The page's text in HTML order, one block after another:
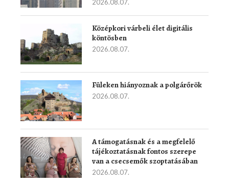
2026.08.07.
Középkori várbeli élet digitális
köntösben
2026.08.07.
Füleken hiányoznak a polgárőrök
2026.08.07.
A támogatásnak és a megfelelő
tájékoztatásnak fontos szerepe
van a csecsemők szoptatásában
2026.08.07.